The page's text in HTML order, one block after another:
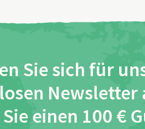
Sie sich für
Newsletter
einen 100 €